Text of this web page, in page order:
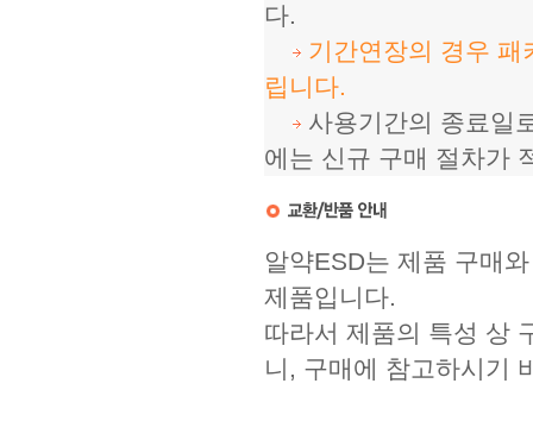
다.
기간연장의 경우
립니다.
사용기간의 종료일
에는 신규 구매 절차가
알약ESD는 제품 구매
제품입니다.
따라서 제품의 특성 상
니, 구매에 참고하시기